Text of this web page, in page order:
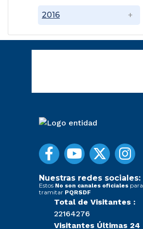
2016
Nuestras redes sociales:
Estos No son canales oficiales para
tramitar PQRSDF
Total de Visitantes :
22164276
Visitantes Últimas 24